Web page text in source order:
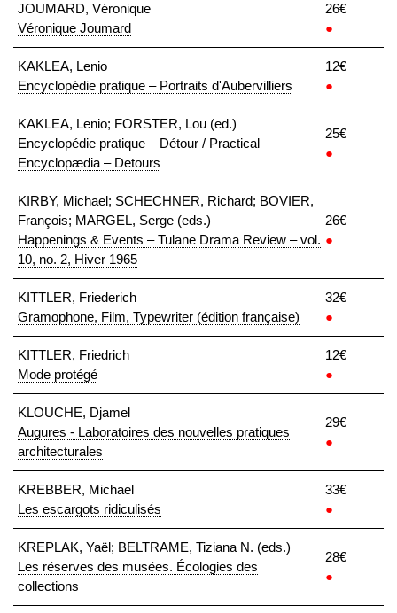
JOUMARD, Véronique
Véronique Joumard
26€
●
KAKLEA, Lenio
Encyclopédie pratique – Portraits d'Aubervilliers
12€
●
KAKLEA, Lenio; FORSTER, Lou (ed.)
Encyclopédie pratique – Détour / Practical
Encyclopædia – Detours
25€
●
KIRBY, Michael; SCHECHNER, Richard; BOVIER,
François; MARGEL, Serge (eds.)
Happenings & Events – Tulane Drama Review – vol.
10, no. 2, Hiver 1965
26€
●
KITTLER, Friederich
Gramophone, Film, Typewriter (édition française)
32€
●
KITTLER, Friedrich
Mode protégé
12€
●
KLOUCHE, Djamel
Augures - Laboratoires des nouvelles pratiques
architecturales
29€
●
KREBBER, Michael
Les escargots ridiculisés
33€
●
KREPLAK, Yaël; BELTRAME, Tiziana N. (eds.)
Les réserves des musées. Écologies des
collections
28€
●